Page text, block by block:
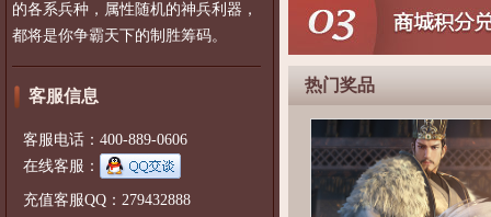
的各系兵种，属性随机的神兵利器，
都将是你争霸天下的制胜筹码。
客服信息
客服电话：400-889-0606
在线客服：
充值客服QQ：279432888
热门奖品